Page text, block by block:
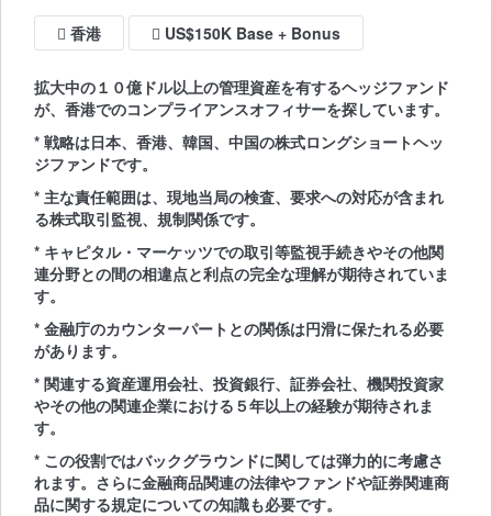
香港 US$150K Base + Bonus
拡大中の１０億ドル以上の管理資産を有するヘッジファンド
が、香港でのコンプライアンスオフィサーを探しています。
* 戦略は日本、香港、韓国、中国の株式ロングショートヘッ
ジファンドです。
* 主な責任範囲は、現地当局の検査、要求への対応が含まれ
る株式取引監視、規制関係です。
* キャピタル・マーケッツでの取引等監視手続きやその他関
連分野との間の相違点と利点の完全な理解が期待されていま
す。
* 金融庁のカウンターパートとの関係は円滑に保たれる必要
があります。
* 関連する資産運用会社、投資銀行、証券会社、機関投資家
やその他の関連企業における５年以上の経験が期待されま
す。
* この役割ではバックグラウンドに関しては弾力的に考慮さ
れます。さらに金融商品関連の法律やファンドや証券関連商
品に関する規定についての知識も必要です。